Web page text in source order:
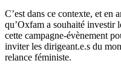
C’est dans ce contexte, et en
qu’Oxfam a souhaité investir
cette campagne-évènement
inviter les dirigeant.e.s du
relance féministe.